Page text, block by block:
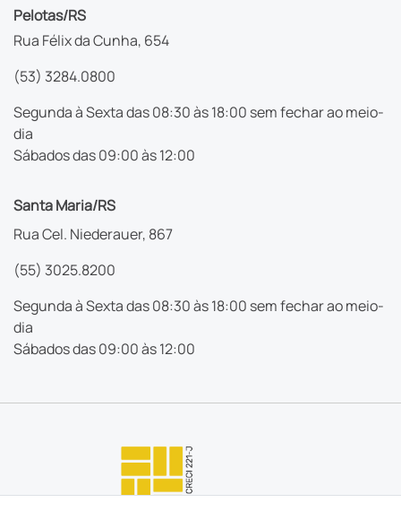
Pelotas/RS
Rua Félix da Cunha, 654
(53) 3284.0800
Segunda à Sexta das 08:30 às 18:00 sem fechar ao meio-
dia
Sábados das 09:00 às 12:00
Santa Maria/RS
Rua Cel. Niederauer, 867
(55) 3025.8200
Segunda à Sexta das 08:30 às 18:00 sem fechar ao meio-
dia
Sábados das 09:00 às 12:00